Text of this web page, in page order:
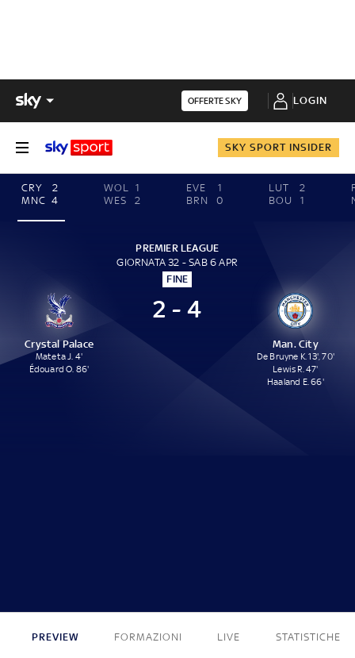
OFFERTE SKY LOGIN
SKY SPORT INSIDER
CRY
2
MNC 4
WOL
1
WES
2
EVE
1
BRN
0
LUT
2
BOU
1
PREMIER LEAGUE
GIORNATA 32 - SAB 6 APR
FINE
Crystal Palace
Mateta J. 4'
Édouard O. 86'
2 - 4
Man. City
De Bruyne K. 13', 70'
Lewis R. 47'
Haaland E. 66'
PREVIEW FORMAZIONI LIVE STATISTICHE